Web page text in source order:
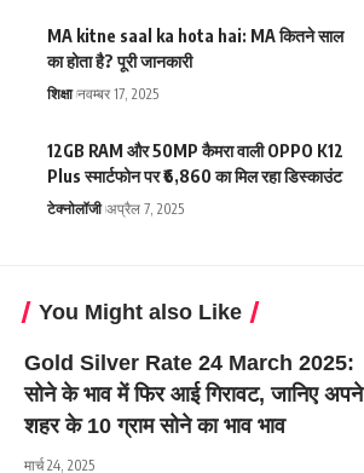
MA kitne saal ka hota hai: MA कितने साल
का होता है? पूरी जानकारी
शिक्षा नवम्बर 17, 2025
12GB RAM और 50MP कैमरा वाली OPPO K12
Plus स्मार्टफोन पर ₹6,860 का मिल रहा डिस्काउंट
टेक्नोलॉजी अप्रैल 7, 2025
You Might also Like
Gold Silver Rate 24 March 2025:
सोने के भाव में फिर आई गिरावट, जानिए अपने
शहर के 10 ग्राम सोने का भाव भाव
मार्च 24, 2025